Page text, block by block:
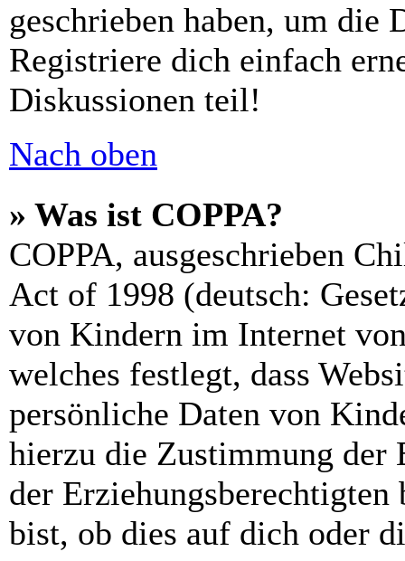
geschrieben haben, um die
Registriere dich einfach
Diskussionen teil!
Nach oben
» Was ist COPPA?
COPPA, ausgeschrieben
Act of 1998 (deutsch:
von Kindern im Internet
welches festlegt, dass
persönliche Daten von
hierzu die Zustimmung der
der
bist, ob dies auf dich oder